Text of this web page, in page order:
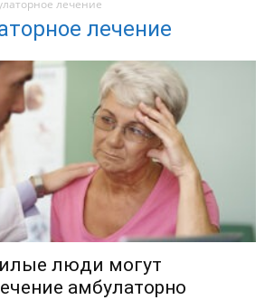
лечение
лечение
люди могут
амбулаторно